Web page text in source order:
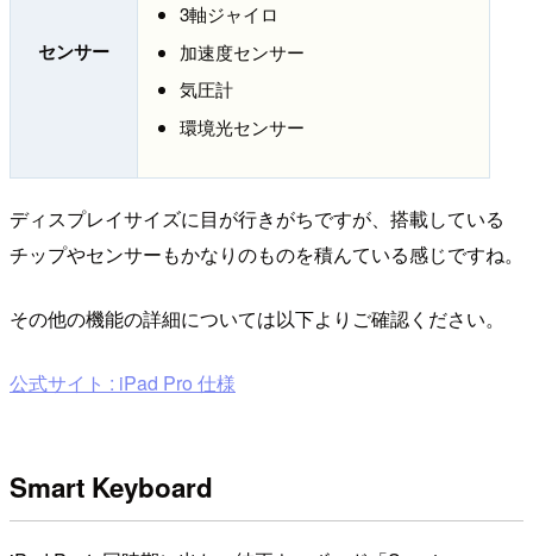
センサー
3軸ジャイロ
加速度センサー
気圧計
環境光センサー
ディスプレイサイズに目が行きがちですが、搭載している
チップやセンサーもかなりのものを積んている感じですね。
その他の機能の詳細については以下よりご確認ください。
公式サイト : iPad Pro 仕様
Smart Keyboard